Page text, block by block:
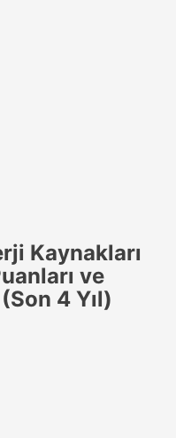
Kaynakları
ve
4 Yıl)